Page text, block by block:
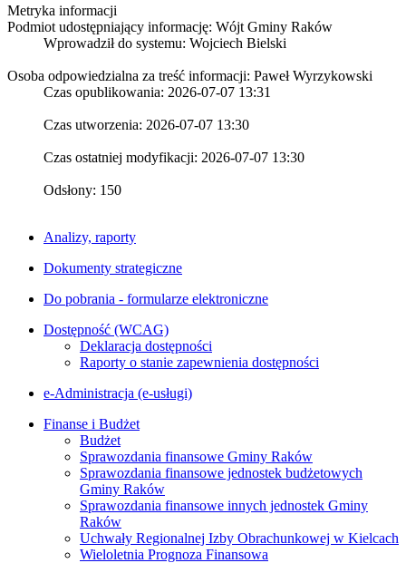
Metryka informacji
Podmiot udostępniający informację: Wójt Gminy Raków
Wprowadził do systemu: Wojciech Bielski
Osoba odpowiedzialna za treść informacji: Paweł Wyrzykowski
Czas opublikowania: 2026-07-07 13:31
Czas utworzenia: 2026-07-07 13:30
Czas ostatniej modyfikacji: 2026-07-07 13:30
Odsłony: 150
Analizy, raporty
Dokumenty strategiczne
Do pobrania - formularze elektroniczne
Dostępność (WCAG)
Deklaracja dostępności
Raporty o stanie zapewnienia dostępności
e-Administracja (e-usługi)
Finanse i Budżet
Budżet
Sprawozdania finansowe Gminy Raków
Sprawozdania finansowe jednostek budżetowych
Gminy Raków
Sprawozdania finansowe innych jednostek Gminy
Raków
Uchwały Regionalnej Izby Obrachunkowej w Kielcach
Wieloletnia Prognoza Finansowa